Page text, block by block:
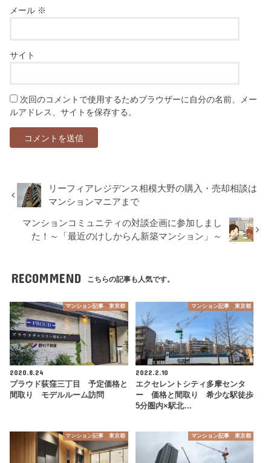
メール ※
サイト
次回のコメントで使用するためブラウザーに自分の名前、メー
ルアドレス、サイトを保存する。
リーフィアレジデンス相模大野の購入・売却相談は
マンションマニアまで
マンションコミュニティの対談企画に参加しまし
た！～「最近のけしからん新築マンション」～
RECOMMEND こちらの記事も人気です。
マンション記事 東京都
2020.8.24
プラウド荻窪三丁目 予定価格と
間取り モデルルーム訪問
マンション記事 東京都
2022.2.10
エクセレントシティ多摩センタ
ー 価格と間取り 希少な駅徒歩
5分圏内×駅北…
マンション記事 東京都 マンション記事 東京都